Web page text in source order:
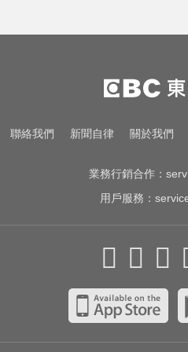
聯絡我們 新聞自律 關於我們
業務行銷合作：
用戶服務：